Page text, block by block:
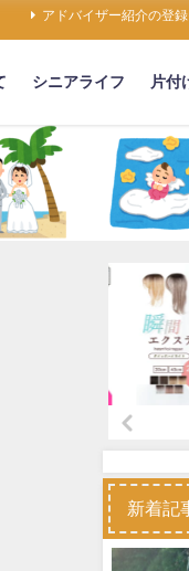
アドバイザー紹介の登
シニアライフ 片付
新着記